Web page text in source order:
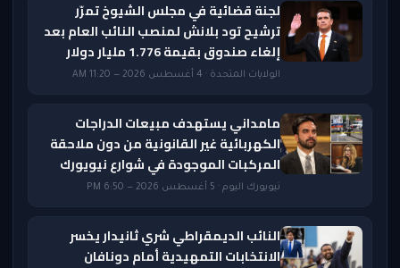
لجنة قضائية في مجلس الشيوخ تمرّر
ترشيح تود بلانش لمنصب النائب العام بعد
إلغاء صندوق بقيمة 1.776 مليار دولار
الولايات المتحدة · 4 أغسطس 2026 — 11:20 AM
مامداني يستهدف مبيعات الدراجات
الكهربائية غير القانونية من دون ملاحقة
المركبات الموجودة في شوارع نيويورك
نيويورك اليوم · 5 أغسطس 2026 — 6:50 PM
النائب الديمقراطي شري ثانيدار يخسر
الانتخابات التمهيدية أمام دونافان